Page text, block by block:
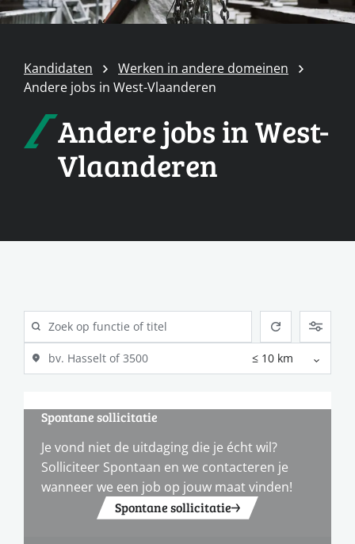
Kandidaten
Werken in andere domeinen
Andere jobs in West-Vlaanderen
Andere jobs in West-
Vlaanderen
Spontane sollicitatie
Je vond niet de uitdaging die je écht wil?
Solliciteer Spontaan en we contacteren je
wanneer we een job op jouw maat vinden!
Spontane sollicitatie